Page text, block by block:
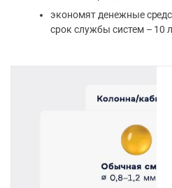
экономят денежные
срок службы систем – 10